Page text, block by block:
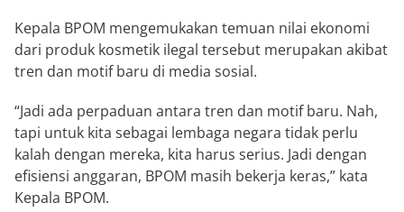
Kepala BPOM mengemukakan temuan nilai ekonomi
dari produk kosmetik ilegal tersebut merupakan akibat
tren dan motif baru di media sosial.
“Jadi ada perpaduan antara tren dan motif baru. Nah,
tapi untuk kita sebagai lembaga negara tidak perlu
kalah dengan mereka, kita harus serius. Jadi dengan
efisiensi anggaran, BPOM masih bekerja keras,” kata
Kepala BPOM.